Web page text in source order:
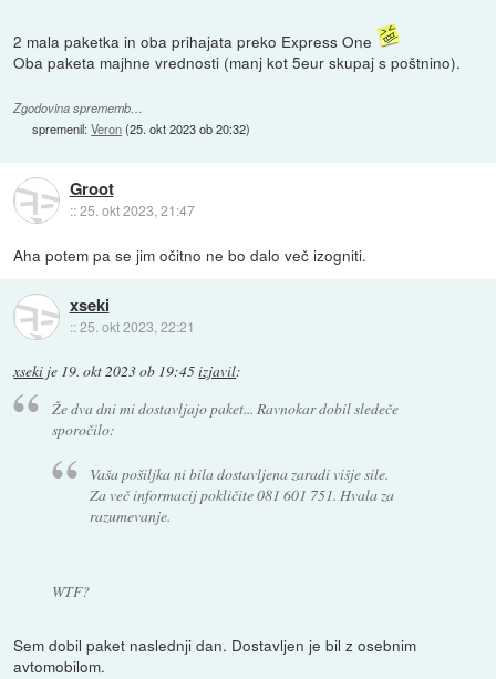
2 mala paketka in oba prihajata preko Express One
Oba paketa majhne vrednosti (manj kot 5eur skupaj s poštnino).
Zgodovina sprememb…
spremenil:Veron(25. okt 2023 ob 20:32)
Groot
::25. okt 2023, 21:47
Aha potem pa se jim očitno ne bo dalo več izogniti.
xseki
::25. okt 2023, 22:21
xseki je 19. okt 2023 ob 19:45izjavil:
Že dva dni mi dostavljajo paket... Ravnokar dobil sledeče
sporočilo:
Vaša pošiljka ni bila dostavljena zaradi višje sile.
Za več informacij pokličite 081 601 751. Hvala za
razumevanje.
WTF?
Sem dobil paket naslednji dan. Dostavljen je bil z osebnim
avtomobilom.